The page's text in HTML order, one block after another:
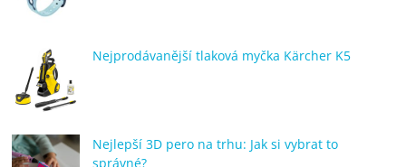
Nejprodávanější tlaková myčka Kärcher K5
Nejlepší 3D pero na trhu: Jak si vybrat to
správné?